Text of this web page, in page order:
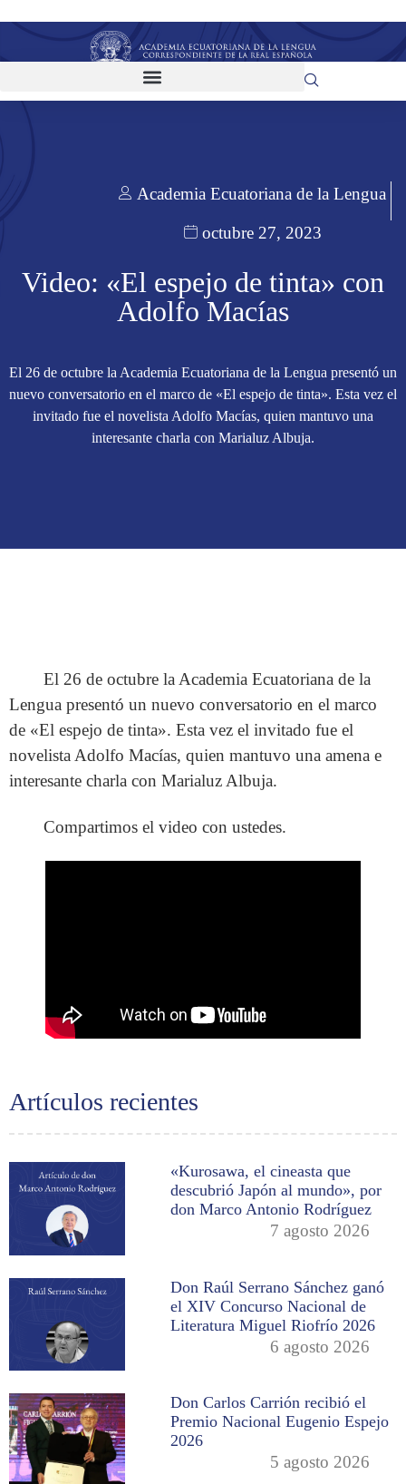
Academia Ecuatoriana de la Lengua
octubre 27, 2023
Video: «El espejo de tinta» con
Adolfo Macías
El 26 de octubre la Academia Ecuatoriana de la Lengua presentó un
nuevo conversatorio en el marco de «El espejo de tinta». Esta vez el
invitado fue el novelista Adolfo Macías, quien mantuvo una
interesante charla con Marialuz Albuja.
Artículos recientes
«Kurosawa, el cineasta que
descubrió Japón al mundo», por
don Marco Antonio Rodríguez
7 agosto 2026
Don Raúl Serrano Sánchez ganó
el XIV Concurso Nacional de
Literatura Miguel Riofrío 2026
6 agosto 2026
Don Carlos Carrión recibió el
Premio Nacional Eugenio Espejo
2026
5 agosto 2026
El 26 de octubre la Academia Ecuatoriana de la
Lengua presentó un nuevo conversatorio en el marco
de «El espejo de tinta». Esta vez el invitado fue el
novelista Adolfo Macías, quien mantuvo una amena e
interesante charla con Marialuz Albuja.
Compartimos el video con ustedes.